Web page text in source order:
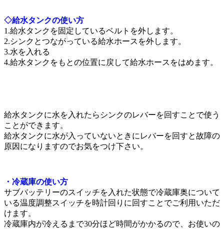
◇給水タンクの使い方
1.給水タンクを固定しているベルトを外します。
2.シンクとつながっている給水ホースを外します。
3.水を入れる
4.給水タンクをもとの位置に戻して給水ホースをはめます。
給水タンクに水を入れたらシンクのレバーを回すことで使う
ことができます。
給水タンクに水が入っていないときにレバーを回すと故障の
原因になりますのでお気をつけ下さい。
・冷蔵庫の使い方
サブバッテリーのスイッチを入れた状態で冷蔵庫奥について
いる温度調整スイッチを時計回りに回すことでご利用いただ
けます。
冷蔵庫内が冷えるまで30分ほど時間がかかるので、お使いの